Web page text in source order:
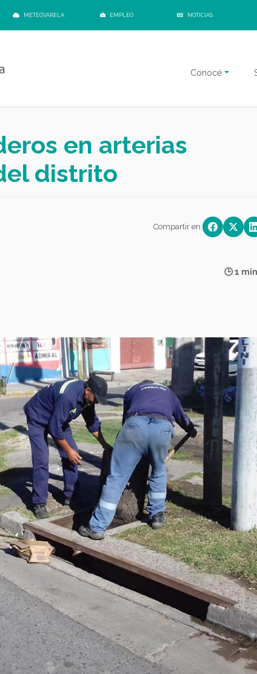
METEOVARELA EMPLEO NOTICIAS
Conocé
en arterias
distrito
Compartir en:
🕒 1